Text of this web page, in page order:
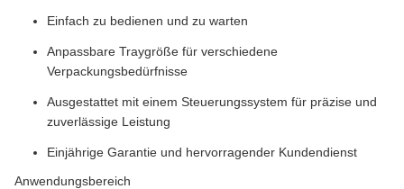
Einfach zu bedienen und zu warten
Anpassbare Traygröße für verschiedene
Verpackungsbedürfnisse
Ausgestattet mit einem Steuerungssystem für präzise und
zuverlässige Leistung
Einjährige Garantie und hervorragender Kundendienst
Anwendungsbereich